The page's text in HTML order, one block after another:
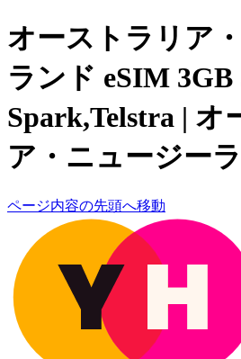
オーストラリア
ランド eSIM 3GB
Spark,Telstra | オ
ア・ニュージー
ページ内容の先頭へ移動